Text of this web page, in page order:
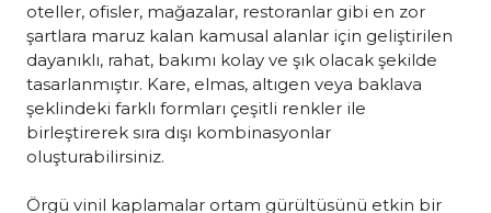
oteller, ofisler, mağazalar, restoranlar gibi en zor
şartlara maruz kalan kamusal alanlar için geliştirilen
dayanıklı, rahat, bakımı kolay ve şık olacak şekilde
tasarlanmıştır. Kare, elmas, altıgen veya baklava
şeklindeki farklı formları çeşitli renkler ile
birleştirerek sıra dışı kombinasyonlar
oluşturabilirsiniz.
Örgü vinil kaplamalar ortam gürültüsünü etkin bir